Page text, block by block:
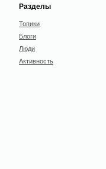
Разделы
Топики
Блоги
Люди
Активность